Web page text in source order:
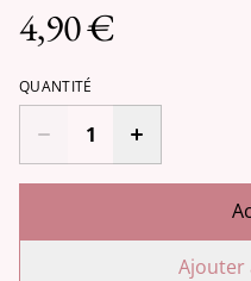
4,90 €
QUANTITÉ
Ajouter